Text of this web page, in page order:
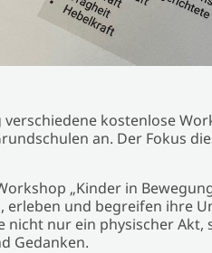
verschiedene kostenlose
an. Der Fokus
„Kinder in
erleben und begreifen ihre
nicht nur ein physischer
Gedanken.